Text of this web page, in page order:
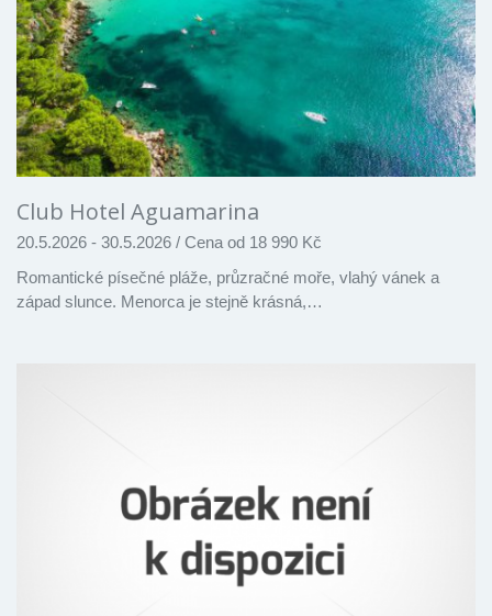
Club Hotel Aguamarina
20.5.2026 - 30.5.2026 / Cena od 18 990 Kč
Romantické písečné pláže, průzračné moře, vlahý vánek a
západ slunce. Menorca je stejně krásná,…